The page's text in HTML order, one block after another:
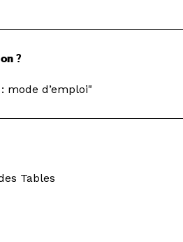
?
mode d’emploi"
Tables